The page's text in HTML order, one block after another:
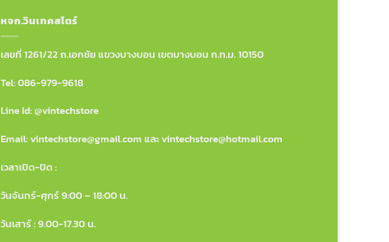
หจก.วินเทคสโตร์
เลขที่ 1261/22 ถ.เอกชัย แขวงบางบอน เขตบางบอน ก.ท.ม. 10150
Tel:086-979-9618
Line Id: @vintechstore
Email: vintechstore@gmail.com และ vintechstore@hotmail.com
เวลาเปิด-ปิด :
วันจันทร์-ศุกร์ 9:00 – 18:00 น.
วันเสาร์ : 9.00-17.30 น.